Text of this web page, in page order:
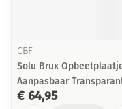
CBF
Solu Brux
Aanpasbaar
€ 64,95